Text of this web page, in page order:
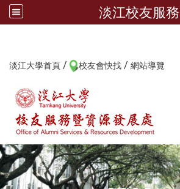
淡江校友服
淡江大學首頁 / 校友會快找 / 網站導覽